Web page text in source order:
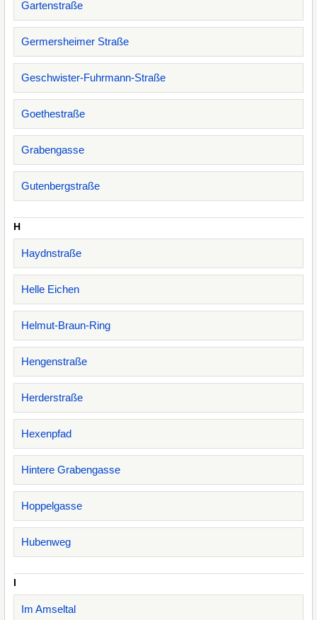
Gartenstraße
Germersheimer Straße
Geschwister-Fuhrmann-Straße
Goethestraße
Grabengasse
Gutenbergstraße
H
Haydnstraße
Helle Eichen
Helmut-Braun-Ring
Hengenstraße
Herderstraße
Hexenpfad
Hintere Grabengasse
Hoppelgasse
Hubenweg
I
Im Amseltal